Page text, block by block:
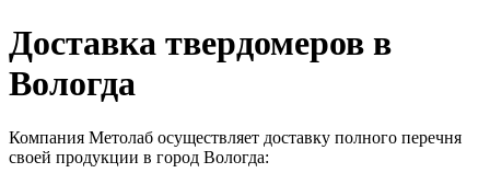
Доставка твердомеров в
Вологда
Компания Метолаб осуществляет доставку полного перечня
своей продукции в город Вологда: